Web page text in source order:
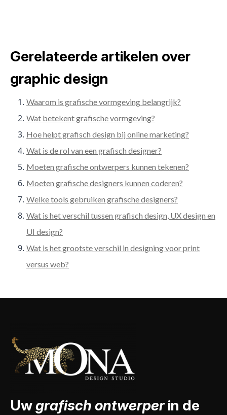
Gerelateerde artikelen over
graphic design
Waarom is grafische vormgeving belangrijk?
Wat betekent grafische vormgeving?
Hoe helpt grafisch design bij online marketing?
Wat is de rol van een grafisch designer?
Moeten grafische ontwerpers kunnen tekenen?
Moeten grafische designers kunnen coderen?
Welke tools gebruiken grafische designers?
Wat is het verschil tussen grafisch design, UX design en
UI design?
Wat is het grootste verschil in designing voor print
versus web?
Uwgrafisch ontwerperin de